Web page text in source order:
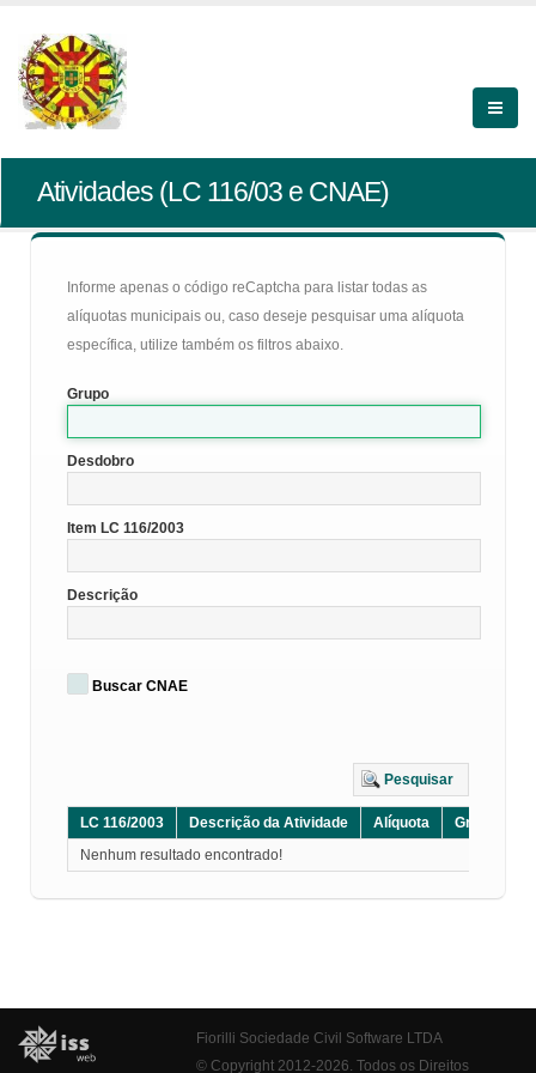
Atividades (LC 116/03 e CNAE)
Informe apenas o código reCaptcha para listar todas as
alíquotas municipais ou, caso deseje pesquisar uma alíquota
específica, utilize também os filtros abaixo.
Grupo
Desdobro
Item LC 116/2003
Descrição
Buscar CNAE
Pesquisar
LC 116/2003 Descrição da Atividade Alíquota Grupo
Nenhum resultado encontrado!
Fiorilli Sociedade Civil Software LTDA
© Copyright 2012-2026. Todos os Direitos